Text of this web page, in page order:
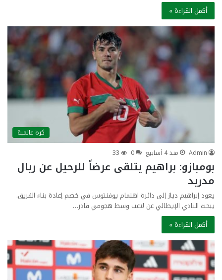
أكمل القراءة »
كرة عالمية
Admin
منذ 4 أسابيع 0
33
بومبازو: براهيم يتلقى عرضاً للرحيل عن ريال
مدريد
يعود إبراهيم دياز إلى دائرة اهتمام يوفنتوس في خضم إعادة بناء الفريق.
يبحث النادي الإيطالي عن لاعب وسط هجومي قادر…
أكمل القراءة »